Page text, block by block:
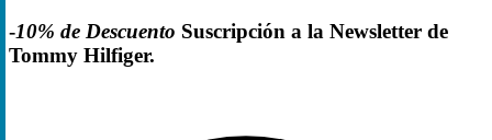
-10% de Descuento Suscripción a la Newsletter de
Tommy Hilfiger.